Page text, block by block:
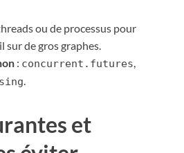
ou de processus pour
sur de gros graphes.
: concurrent.futures,
.
et